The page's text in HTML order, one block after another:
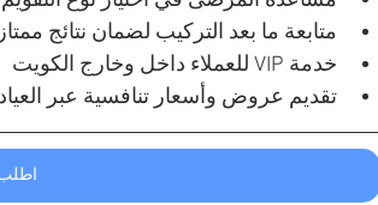
متابعة ما بعد التركيب لضمان نتائج
خدمة VIP للعملاء داخل وخارج الكويت
تقديم عروض وأسعار تنافسية عبر
اطلب